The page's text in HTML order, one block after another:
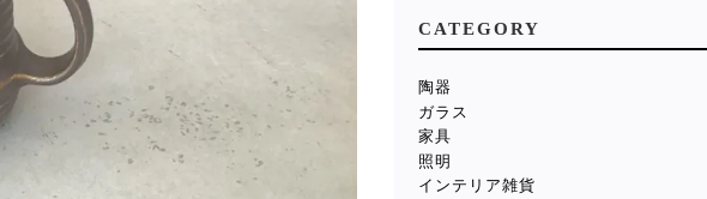
CATEGORY
陶器
ガラス
家具
照明
インテリア雑貨